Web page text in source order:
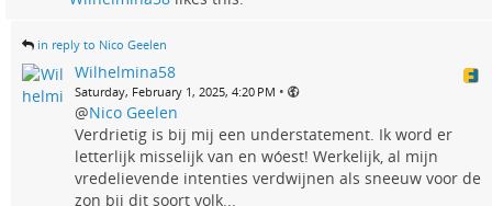
in reply to Nico Geelen
Wilhelmina58
Saturday, February 1, 2025, 4:20 PM •
@Nico Geelen
Verdrietig is bij mij een understatement. Ik word er
letterlijk misselijk van en wóest! Werkelijk, al mijn
vredelievende intenties verdwijnen als sneeuw voor de
zon bij dit soort volk...